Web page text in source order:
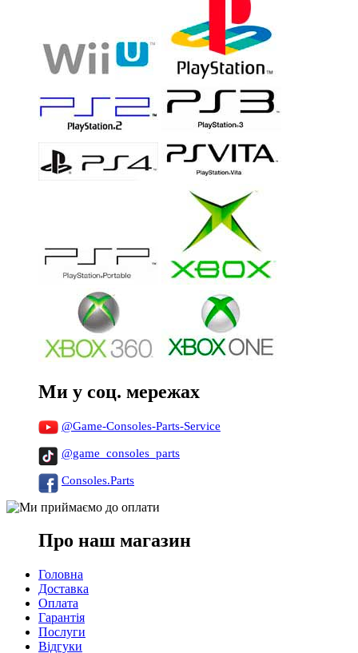
Ми у соц. мережах
@Game-Consoles-Parts-Service
@game_consoles_parts
Consoles.Parts
Про наш магазин
Головна
Доставка
Оплата
Гарантія
Послуги
Відгуки